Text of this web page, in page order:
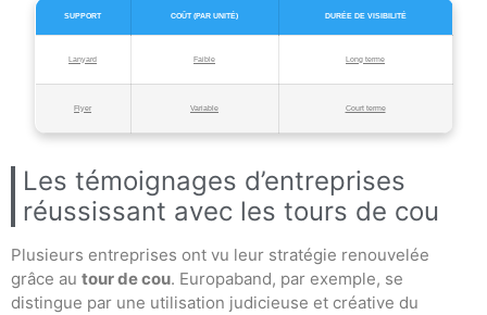
SUPPORT COÛT (PAR UNITÉ) DURÉE DE VISIBILITÉ
Lanyard Faible Long terme
Flyer Variable Court terme
Les témoignages d’entreprises
réussissant avec les tours de cou
Plusieurs entreprises ont vu leur stratégie renouvelée
grâce au tour de cou. Europaband, par exemple, se
distingue par une utilisation judicieuse et créative du